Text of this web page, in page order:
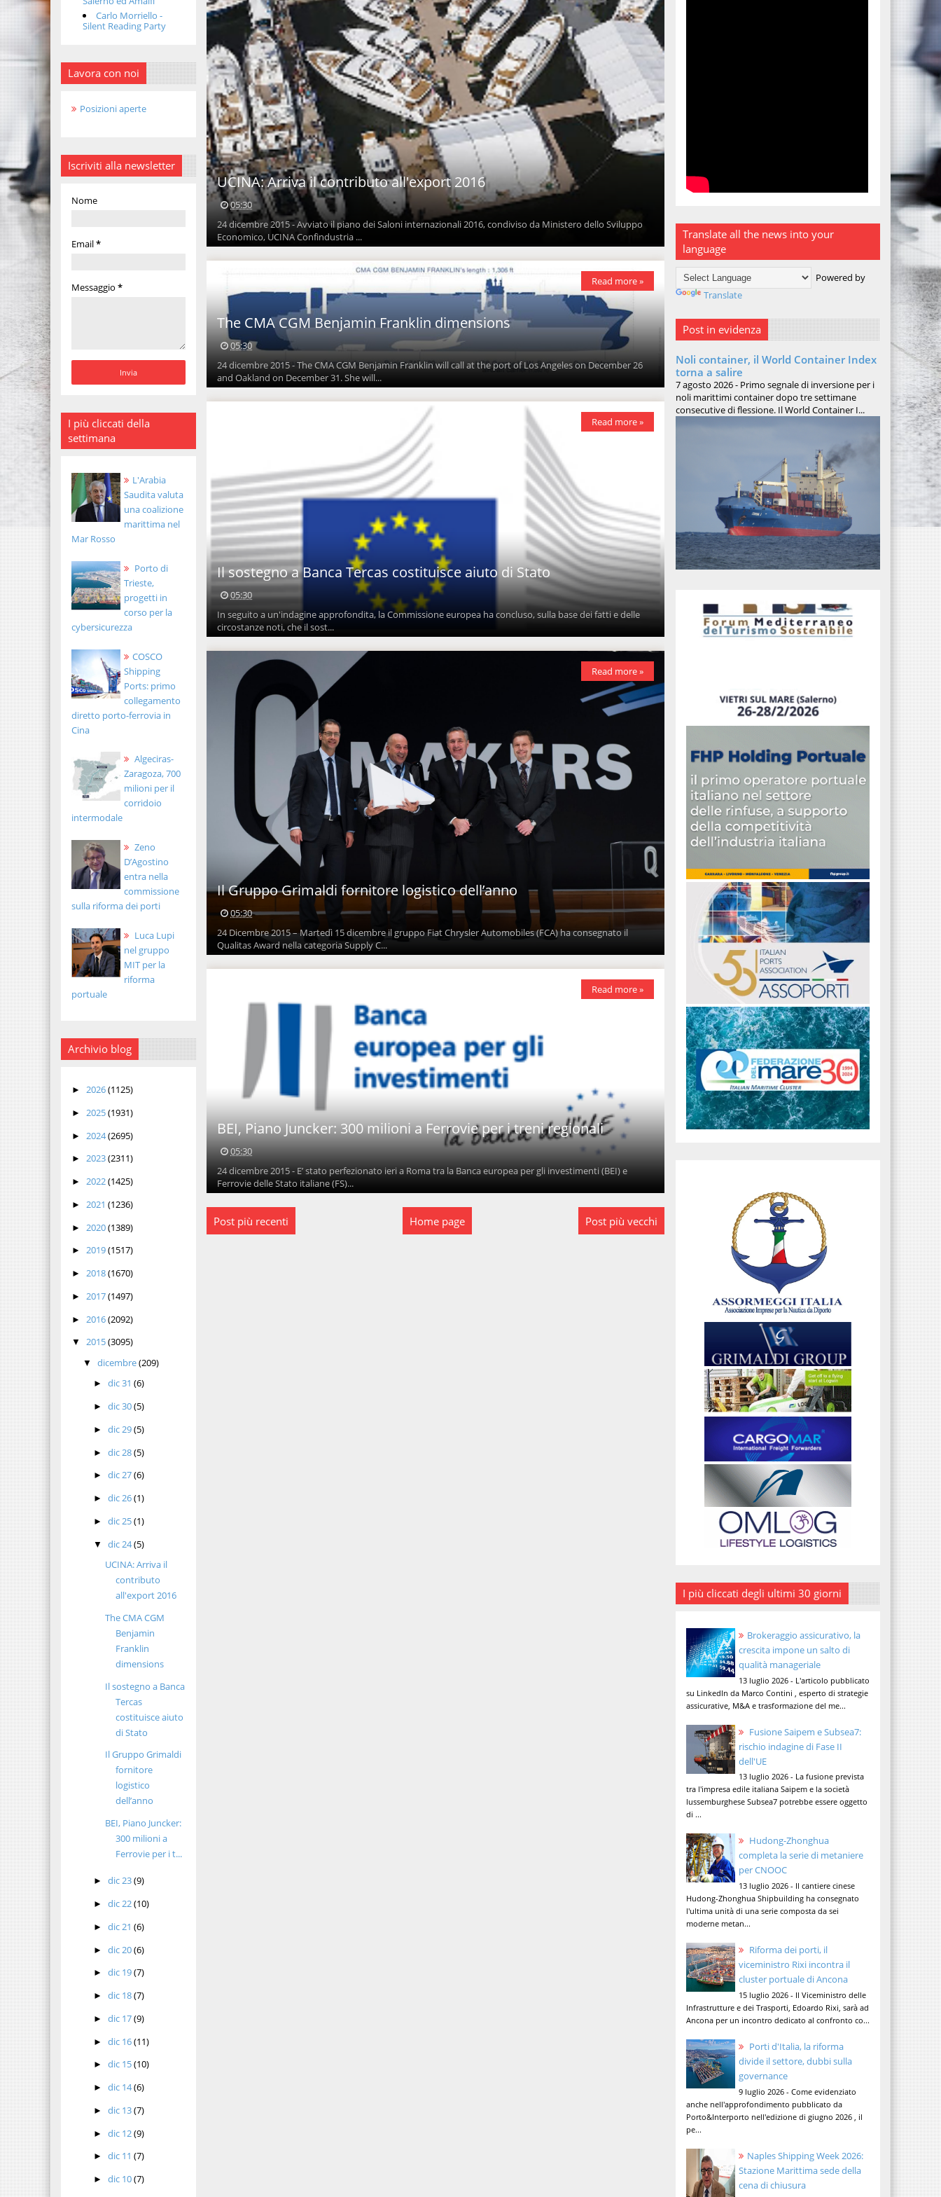
Carlo Morriello -
Silent Reading Party
Lavora con noi
Posizioni aperte
Iscriviti alla newsletter
Nome
Email*
Messaggio *
I più cliccati della
settimana
L'Arabia
Saudita valuta
una coalizione
marittima nel
Mar Rosso
Porto di
Trieste,
progetti in
corso per la
cybersicurezza
COSCO
Shipping
Ports: primo
collegamento
diretto porto-ferrovia in
Cina
Algeciras-
Zaragoza, 700
milioni per il
corridoio
intermodale
Zeno
D’Agostino
entra nella
commissione
sulla riforma dei porti
Luca Lupi
nel gruppo
MIT per la
riforma
portuale
Archivio blog
► 2026(1125)
► 2025(1931)
► 2024(2695)
► 2023(2311)
► 2022(1425)
► 2021 (1236)
► 2020(1389)
► 2019(1517)
► 2018(1670)
► 2017(1497)
► 2016(2092)
▼ 2015(3095)
▼ dicembre(209)
►dic 31(6)
►dic 30(5)
►dic 29(5)
►dic 28(5)
►dic 27(6)
►dic 26(1)
►dic 25(1)
▼dic 24(5)
UCINA: Arriva il
contributo
all'export 2016
The CMA CGM
Benjamin
Franklin
dimensions
Il sostegno a Banca
Tercas
costituisce aiuto
di Stato
Il Gruppo Grimaldi
fornitore
logistico
dell’anno
BEI, Piano Juncker:
300 milioni a
Ferrovie per i t...
►dic 23(9)
►dic 22(10)
►dic 21(6)
►dic 20(6)
►dic 19(7)
►dic 18(7)
►dic 17(9)
►dic 16(11)
►dic 15(10)
►dic 14(6)
►dic 13(7)
►dic 12(9)
►dic 11(7)
►dic 10(7)
UCINA: Arriva il contributo all'export 2016
05:30
24 dicembre 2015 - Avviato il piano dei Saloni internazionali 2016, condiviso da Ministero dello Sviluppo
Economico, UCINA Confindustria ...
The CMA CGM Benjamin Franklin dimensions
05:30
24 dicembre 2015 - The CMA CGM Benjamin Franklin will call at the port of Los Angeles on December 26
and Oakland on December 31. She will...
Read more »
Il sostegno a Banca Tercas costituisce aiuto di Stato
05:30
In seguito a un'indagine approfondita, la Commissione europea ha concluso, sulla base dei fatti e delle
circostanze noti, che il sost...
Read more »
Il Gruppo Grimaldi fornitore logistico dell’anno
05:30
24 Dicembre 2015 – Martedì 15 dicembre il gruppo Fiat Chrysler Automobiles (FCA) ha consegnato il
Qualitas Award nella categoria Supply C...
Read more »
BEI, Piano Juncker: 300 milioni a Ferrovie per i treni regionali
05:30
24 dicembre 2015 - E’ stato perfezionato ieri a Roma tra la Banca europea per gli investimenti (BEI) e
Ferrovie delle Stato italiane (FS)...
Read more »
Post più recenti Post più vecchi
Home page
Translate all the news into your
language
Powered by
Translate
Post in evidenza
Noli container, il World Container Index
torna a salire
7 agosto 2026 - Primo segnale di inversione per i
noli marittimi container dopo tre settimane
consecutive di flessione. Il World Container I...
I più cliccati degli ultimi 30 giorni
Brokeraggio assicurativo, la
crescita impone un salto di
qualità manageriale
13 luglio 2026 - L'articolo pubblicato
su LinkedIn da Marco Contini , esperto di strategie
assicurative, M&A e trasformazione del me...
Fusione Saipem e Subsea7:
rischio indagine di Fase II
dell'UE
13 luglio 2026 - La fusione prevista
tra l'impresa edile italiana Saipem e la società
lussemburghese Subsea7 potrebbe essere oggetto
di ...
Hudong-Zhonghua
completa la serie di metaniere
per CNOOC
13 luglio 2026 - Il cantiere cinese
Hudong-Zhonghua Shipbuilding ha consegnato
l'ultima unità di una serie composta da sei
moderne metan...
Riforma dei porti, il
viceministro Rixi incontra il
cluster portuale di Ancona
15 luglio 2026 - Il Viceministro delle
Infrastrutture e dei Trasporti, Edoardo Rixi, sarà ad
Ancona per un incontro dedicato al confronto co...
Porti d'Italia, la riforma
divide il settore, dubbi sulla
governance
9 luglio 2026 - Come evidenziato
anche nell'approfondimento pubblicato da
Porto&Interporto nell'edizione di giugno 2026 , il
pe...
Naples Shipping Week 2026:
Stazione Marittima sede della
cena di chiusura